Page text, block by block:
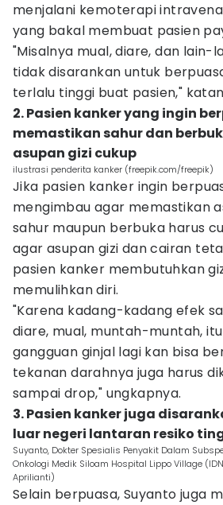
menjalani kemoterapi
yang bakal membuat pasien
"Misalnya mual, diare, dan lain-
tidak disarankan untuk
terlalu tinggi buat pasien,"
2. Pasien kanker yang ingin
memastikan sahur dan
asupan gizi cukup
ilustrasi penderita kanker (freepik.com/freepik)
Jika pasien kanker ingin
mengimbau agar memastikan
sahur maupun berbuka harus
agar asupan gizi dan cairan
pasien kanker membutuhkan
memulihkan diri.
"Karena kadang-kadang efek
diare, mual, muntah-muntah,
gangguan ginjal lagi kan bisa
tekanan darahnya juga harus
sampai drop," ungkapnya.
3. Pasien kanker juga
luar negeri lantaran resiko
Suyanto, Dokter Spesialis Penyakit Dalam
Onkologi Medik Siloam Hospital Lippo Village
Aprilianti)
Selain berpuasa, Suyanto juga